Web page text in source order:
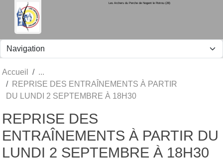
Les Archers du Perche de Nogent le Rotrou (28)
Accueil
REPRISE DES ENTRAÎNEMENTS À PARTIR
DU LUNDI 2 SEPTEMBRE À 18H30
REPRISE DES
ENTRAÎNEMENTS À PARTIR DU
LUNDI 2 SEPTEMBRE À 18H30
Panneau de gestion des cookies